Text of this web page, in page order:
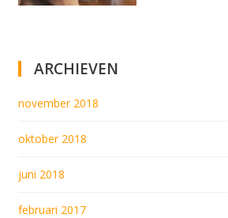
ARCHIEVEN
november 2018
oktober 2018
juni 2018
februari 2017